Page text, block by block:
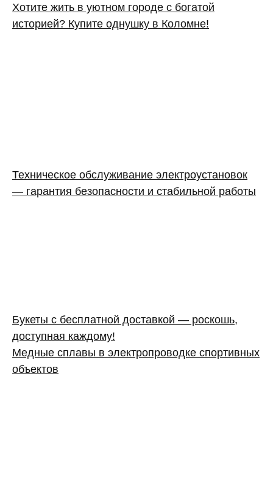
Хотите жить в уютном городе с богатой
историей? Купите однушку в Коломне!
Техническое обслуживание электроустановок
— гарантия безопасности и стабильной работы
Букеты с бесплатной доставкой — роскошь,
доступная каждому!
Медные сплавы в электропроводке спортивных
объектов